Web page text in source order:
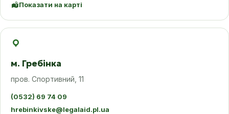
Показати на карті
м. Гребінка
пров. Спортивний, 11
(0532) 69 74 09
hrebinkivske@legalaid.pl.ua